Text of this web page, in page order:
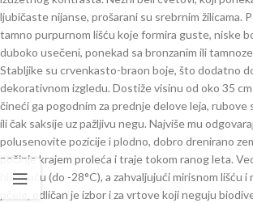
ljubičaste nijanse, prošarani su srebrnim žilicama.
tamno purpurnom lišću koje formira guste, niske
duboko usečeni, ponekad sa bronzanim ili
Stabljike su crvenkasto-braon boje, što dodatno
dekorativnom izgledu. Dostiže visinu od oko 35 cm
čineći ga pogodnim za prednje delove leja, rubove
ili čak saksije uz pažljivu negu. Najviše mu
polusenovite pozicije i plodno, dobro drenirano
počinje krajem proleća i traje tokom ranog leta.
hladnoću (do -28°C), a zahvaljujući mirisnom lišću
pčele, odličan je izbor i za vrtove koji neguju